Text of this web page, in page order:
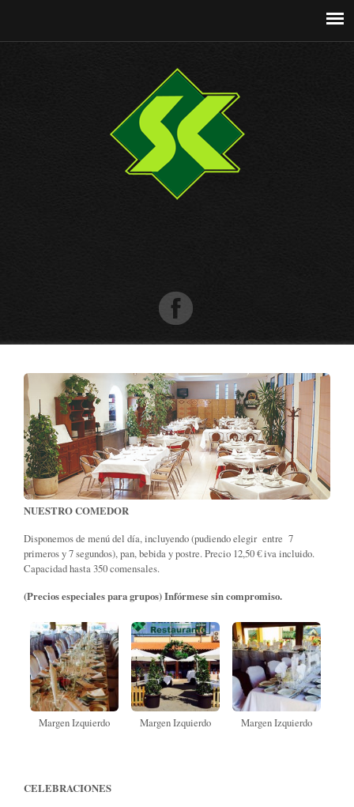
NUESTRO COMEDOR
Disponemos de menú del día, incluyendo (pudiendo elegir entre 7
primeros y 7 segundos), pan, bebida y postre. Precio 12,50 € iva incluido.
Capacidad hasta 350 comensales.
(Precios especiales para grupos) Infórmese sin compromiso.
Margen Izquierdo Margen Izquierdo Margen Izquierdo
CELEBRACIONES